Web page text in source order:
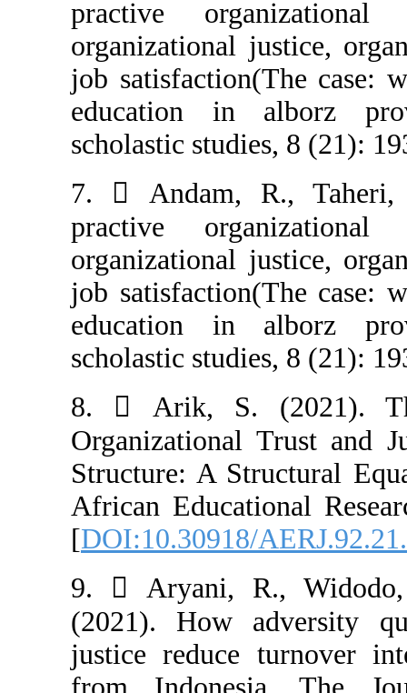
practive
organizational
job
education in
scholastic
7.  Andam,
practive
organizational
job
education in
scholastic
8.  Arik, S.
Organizational
Structure: A
African
[DOI:10.30918/
9.  Aryani,
(2021). How
justice reduce